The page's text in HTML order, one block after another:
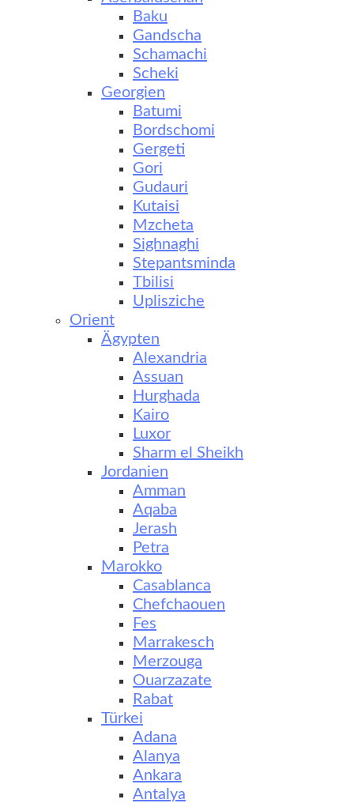
Baku
Gandscha
Schamachi
Scheki
Georgien
Batumi
Bordschomi
Gergeti
Gori
Gudauri
Kutaisi
Mzcheta
Sighnaghi
Stepantsminda
Tbilisi
Uplisziche
Orient
Ägypten
Alexandria
Assuan
Hurghada
Kairo
Luxor
Sharm el Sheikh
Jordanien
Amman
Aqaba
Jerash
Petra
Marokko
Casablanca
Chefchaouen
Fes
Marrakesch
Merzouga
Ouarzazate
Rabat
Türkei
Adana
Alanya
Ankara
Antalya